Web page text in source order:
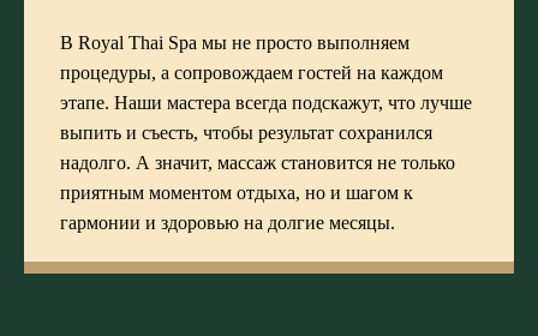
В Royal Thai Spa мы не просто выполняем
процедуры, а сопровождаем гостей на каждом
этапе. Наши мастера всегда подскажут, что лучше
выпить и съесть, чтобы результат сохранился
надолго. А значит, массаж становится не только
приятным моментом отдыха, но и шагом к
гармонии и здоровью на долгие месяцы.